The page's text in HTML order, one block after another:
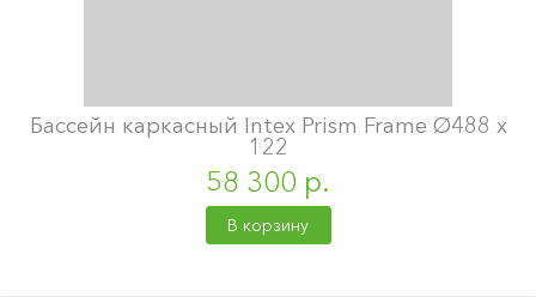
Бассейн каркасный Intex Prism Frame Ø488 х
122
58 300 р.
В корзину